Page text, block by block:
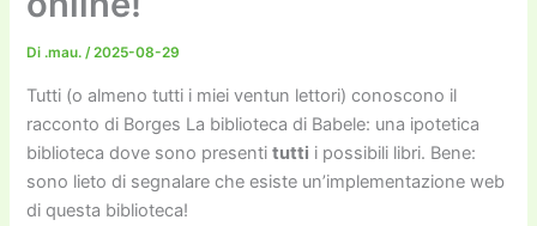
Di .mau./2025-08-29
Tutti (o almeno tutti i miei ventun lettori) conoscono il
racconto di Borges La biblioteca di Babele: una ipotetica
biblioteca dove sono presentitutti i possibili libri. Bene:
sono lieto di segnalare che esiste un’implementazione web
di questa biblioteca!